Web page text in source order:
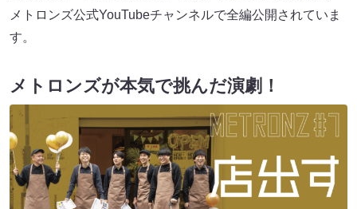
メトロンズ公式YouTubeチャンネルで全編公開されていま
す。
メトロンズが本気で挑んだ演劇！